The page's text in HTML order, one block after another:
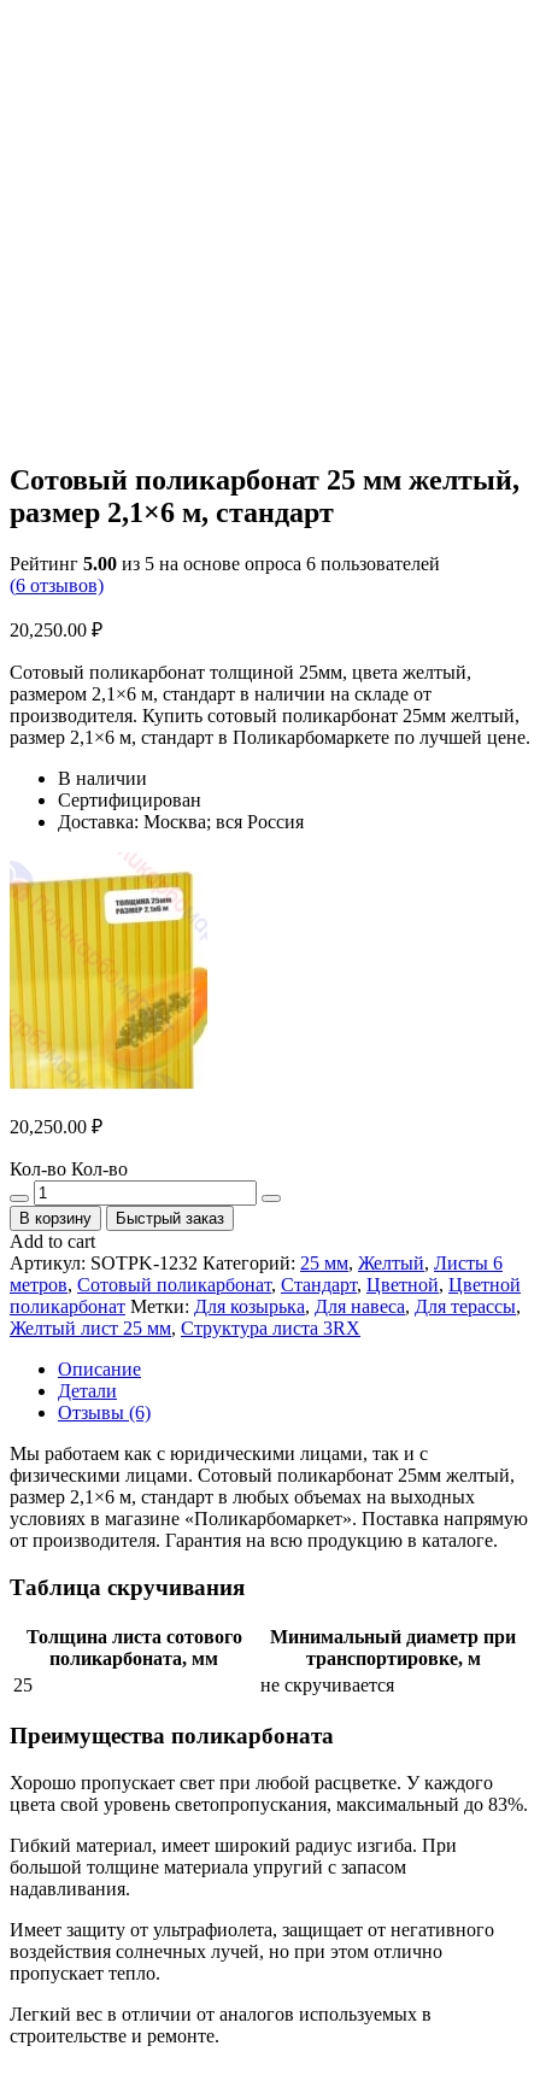
Сотовый поликарбонат 25 мм желтый,
размер 2,1×6 м, стандарт
Рейтинг 5.00 из 5 на основе опроса 6 пользователей
(6 отзывов)
20,250.00 ₽
Сотовый поликарбонат толщиной 25мм, цвета желтый,
размером 2,1×6 м, стандарт в наличии на складе от
производителя. Купить сотовый поликарбонат 25мм желтый,
размер 2,1×6 м, стандарт в Поликарбомаркете по лучшей цене.
В наличии
Сертифицирован
Доставка: Москва; вся Россия
20,250.00 ₽
Кол-во Кол-во
В корзину Быстрый заказ
Add to cart
Артикул: SOTPK-1232 Категорий: 25 мм, Желтый, Листы 6
метров, Сотовый поликарбонат, Стандарт, Цветной, Цветной
поликарбонат Метки: Для козырька, Для навеса, Для терассы,
Желтый лист 25 мм, Структура листа 3RX
Описание
Детали
Отзывы (6)
Мы работаем как с юридическими лицами, так и с
физическими лицами. Сотовый поликарбонат 25мм желтый,
размер 2,1×6 м, стандарт в любых объемах на выходных
условиях в магазине «Поликарбомаркет». Поставка напрямую
от производителя. Гарантия на всю продукцию в каталоге.
Таблица скручивания
Толщина листа сотового
поликарбоната, мм
Минимальный диаметр при
транспортировке, м
25
не скручивается
Преимущества поликарбоната
Хорошо пропускает свет при любой расцветке. У каждого
цвета свой уровень светопропускания, максимальный до 83%.
Гибкий материал, имеет широкий радиус изгиба. При
большой толщине материала упругий с запасом
надавливания.
Имеет защиту от ультрафиолета, защищает от негативного
воздействия солнечных лучей, но при этом отлично
пропускает тепло.
Легкий вес в отличии от аналогов используемых в
строительстве и ремонте.